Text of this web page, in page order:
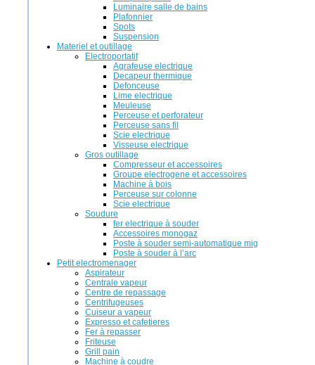
Luminaire salle de bains
Plafonnier
Spots
Suspension
Materiel et outillage
Electroportatif
Agrafeuse electrique
Decapeur thermique
Defonceuse
Lime electrique
Meuleuse
Perceuse et perforateur
Perceuse sans fil
Scie electrique
Visseuse electrique
Gros outillage
Compresseur et accessoires
Groupe electrogene et accessoires
Machine à bois
Perceuse sur colonne
Scie electrique
Soudure
fer electrique à souder
Accessoires monogaz
Poste à souder semi-automatique mig
Poste à souder à l’arc
Petit electromenager
Aspirateur
Centrale vapeur
Centre de repassage
Centrifugeuses
Cuiseur a vapeur
Expresso et cafetieres
Fer à repasser
Friteuse
Grill pain
Machine à coudre